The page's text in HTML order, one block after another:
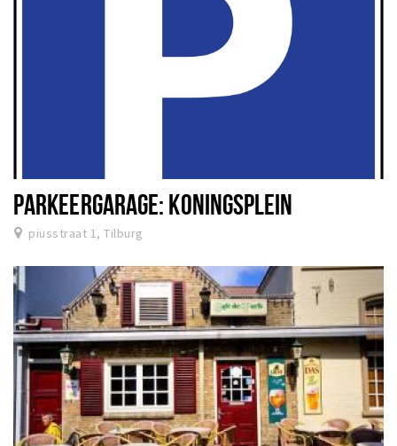
PARKEERGARAGE: KONINGSPLEIN
piusstraat 1, Tilburg